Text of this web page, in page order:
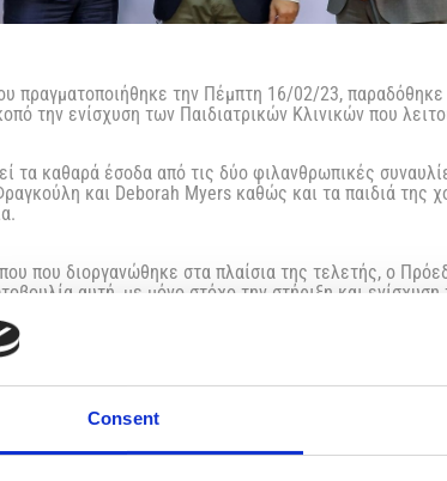
Consent
πραγματοποιήθηκε την Πέμπτη 16/02/23,
την ενίσχυση των Παιδιατρικών Κλινικών που
τα καθαρά έσοδα από τις δύο φιλανθρωπικές
και Deborah Myers καθώς και τα παιδιά της
που διοργανώθηκε στα πλαίσια της τελετής, ο
αυτή, με μόνο στόχο την στήριξη και
ελάχιστη συνδρομή στο αξιοζήλευτο έργο το
δύσκολους, που απαιτούν συνειδητή κατάθεση
στο καθήκον μας που δεν είναι άλλο από
για την προάσπιση της υγείας και ευημερίας του.
μέριμνας και ανθρωπιστικής βοήθειας. Η
ταξίδι που αγκαλιάστηκε με θέρμη από τους
συμβολή σωρείας εκλεκτών χορηγών, υποστηρικτών